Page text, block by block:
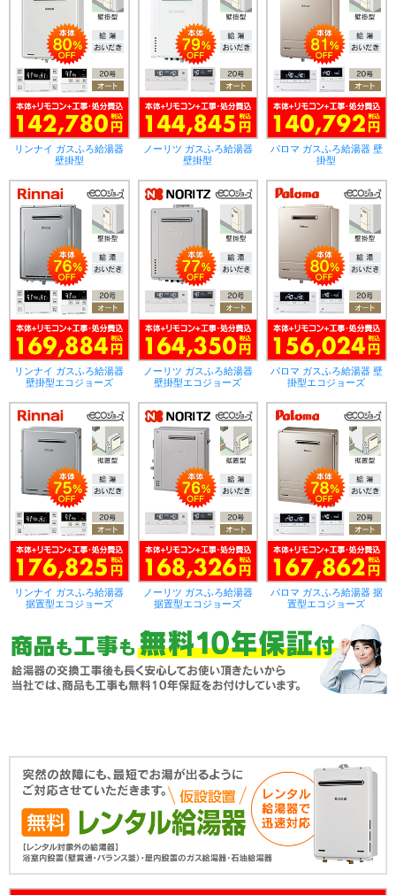
リンナイ ガスふろ給湯器
壁掛型
ノーリツ ガスふろ給湯器
壁掛型
パロマ ガスふろ給湯器 壁
掛型
リンナイ ガスふろ給湯器
壁掛型エコジョーズ
ノーリツ ガスふろ給湯器
壁掛型エコジョーズ
パロマ ガスふろ給湯器 壁
掛型エコジョーズ
リンナイ ガスふろ給湯器
据置型エコジョーズ
ノーリツ ガスふろ給湯器
据置型エコジョーズ
パロマ ガスふろ給湯器 据
置型エコジョーズ